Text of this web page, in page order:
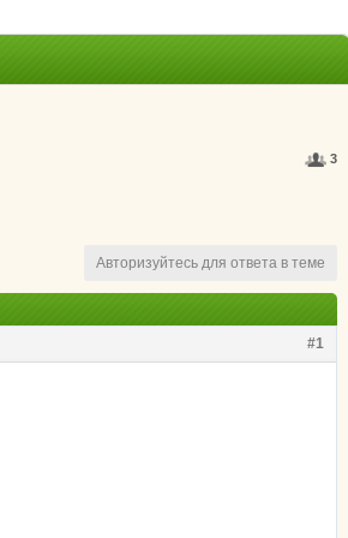
3
Авторизуйтесь для ответа в теме
#1